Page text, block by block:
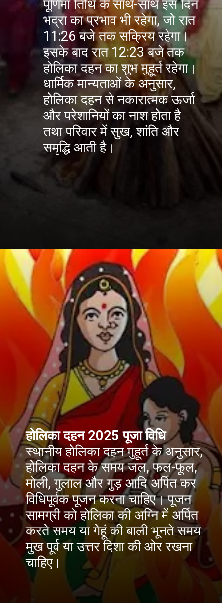
पूर्णिमा तिथि के साथ-साथ इस दिन
भद्रा का प्रभाव भी रहेगा, जो रात
11:26 बजे तक सक्रिय रहेगा।
इसके बाद रात 12:23 बजे तक
होलिका दहन का शुभ मुहूर्त रहेगा।
धार्मिक मान्यताओं के अनुसार,
होलिका दहन से नकारात्मक ऊर्जा
और परेशानियों का नाश होता है
तथा परिवार में सुख, शांति और
समृद्धि आती है।
होलिका दहन 2025 पूजा विधि
स्थानीय होलिका दहन मुहूर्त के अनुसार,
होलिका दहन के समय जल, फल-फूल,
मोली, गुलाल और गुड़ आदि अर्पित कर
विधिपूर्वक पूजन करना चाहिए। पूजन
सामग्री को होलिका की अग्नि में अर्पित
करते समय या गेहूं की बाली भूनते समय
मुख पूर्व या उत्तर दिशा की ओर रखना
चाहिए।